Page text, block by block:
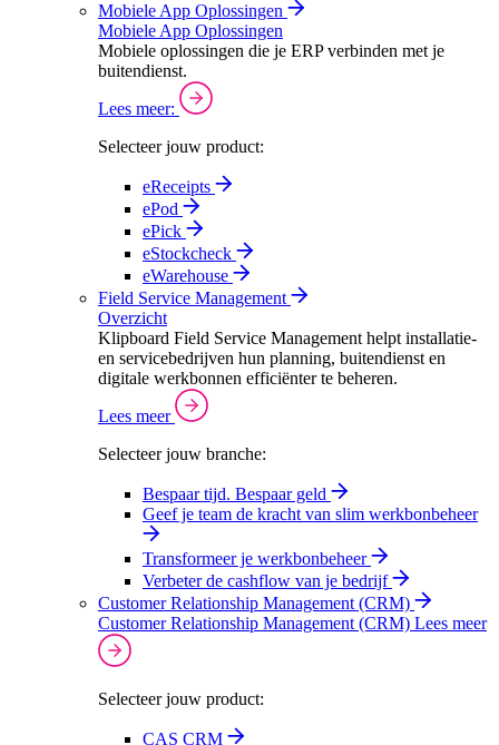
Mobiele App Oplossingen
Mobiele App Oplossingen
Mobiele oplossingen die je ERP verbinden met je
buitendienst.
Lees meer:
Selecteer jouw product:
eReceipts
ePod
ePick
eStockcheck
eWarehouse
Field Service Management
Overzicht
Klipboard Field Service Management helpt installatie-
en servicebedrijven hun planning, buitendienst en
digitale werkbonnen efficiënter te beheren.
Lees meer
Selecteer jouw branche:
Bespaar tijd. Bespaar geld
Geef je team de kracht van slim werkbonbeheer
Transformeer je werkbonbeheer
Verbeter de cashflow van je bedrijf
Customer Relationship Management (CRM)
Customer Relationship Management (CRM) Lees meer
Selecteer jouw product:
CAS CRM